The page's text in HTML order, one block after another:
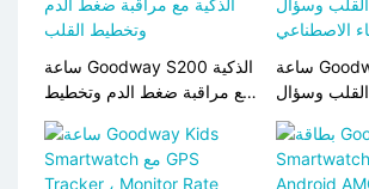
ساعة Goodway S200 الذكية
مع مراقبة ضغط الدم وتخطيط
القلب
ساعة Goodway ET473 AI
وسؤال
الاصطناعي